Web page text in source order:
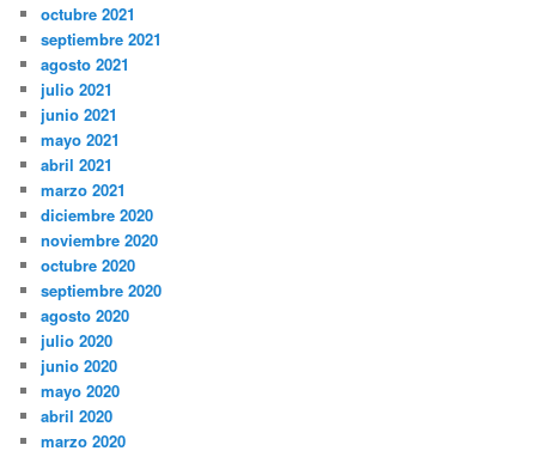
octubre 2021
septiembre 2021
agosto 2021
julio 2021
junio 2021
mayo 2021
abril 2021
marzo 2021
diciembre 2020
noviembre 2020
octubre 2020
septiembre 2020
agosto 2020
julio 2020
junio 2020
mayo 2020
abril 2020
marzo 2020